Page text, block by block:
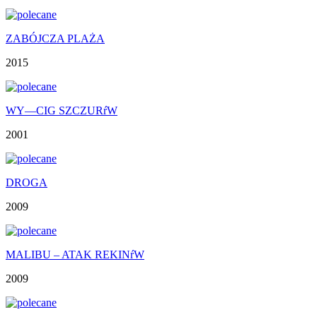
ZABÓJCZA PLAŻA
2015
WY—CIG SZCZURŕW
2001
DROGA
2009
MALIBU – ATAK REKINŕW
2009